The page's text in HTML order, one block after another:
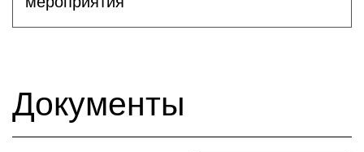
Документы